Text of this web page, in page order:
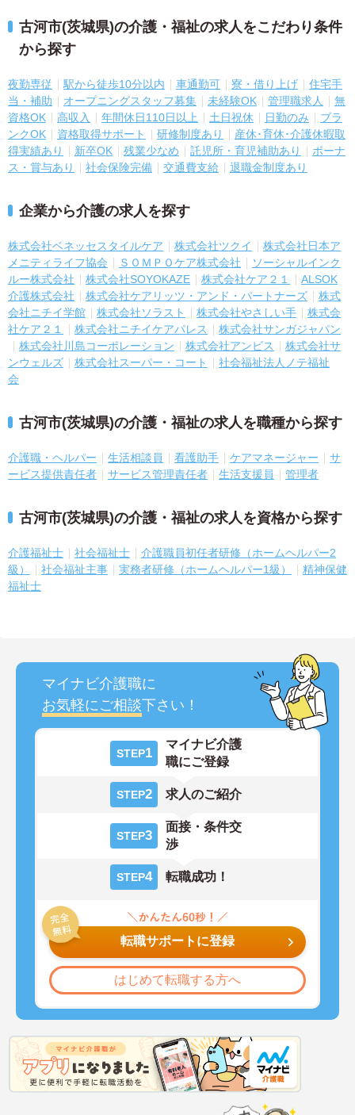
古河市(茨城県)の介護・福祉の求人をこだわり条件
から探す
夜勤専従 駅から徒歩10分以内 車通勤可 寮・借り上げ
住宅手
当・補助
オープニングスタッフ募集 未経験OK 管理職求人
無
資格OK
高収入 年間休日110日以上 土日祝休 日勤のみ
ブラ
ンクOK
資格取得サポート 研修制度あり
産休･育休･介護休暇取
得実績あり
新卒OK 残業少なめ 託児所・育児補助あり
ボーナ
ス・賞与あり
社会保険完備 交通費支給 退職金制度あり
企業から介護の求人を探す
株式会社ベネッセスタイルケア 株式会社ツクイ
株式会社日本ア
メニティライフ協会
ＳＯＭＰＯケア株式会社
ソーシャルインク
ルー株式会社
株式会社SOYOKAZE 株式会社ケア２１
ALSOK
介護株式会社
株式会社ケアリッツ・アンド・パートナーズ
株式
会社ニチイ学館
株式会社ソラスト 株式会社やさしい手
株式会
社ケア２１
株式会社ニチイケアパレス
株式会社サンガジャパン
株式会社川島コーポレーション
株式会社アンビス
株式会社サ
ンウェルズ
株式会社スーパー・コート
社会福祉法人ノテ福祉
会
古河市(茨城県)の介護・福祉の求人を職種から探す
介護職・ヘルパー 生活相談員 看護助手 ケアマネージャー
サ
ービス提供責任者
サービス管理責任者 生活支援員 管理者
古河市(茨城県)の介護・福祉の求人を資格から探す
介護福祉士 社会福祉士
介護職員初任者研修（ホームヘルパー2
級）
社会福祉主事 実務者研修（ホームヘルパー1級）
精神保健
福祉士
マイナビ介護職に
お気軽にご相談下さい！
STEP1
マイナビ介護
職にご登録
STEP2 求人のご紹介
STEP3
面接・条件交
渉
STEP4 転職成功！
転職サポートに登録
はじめて転職する方へ